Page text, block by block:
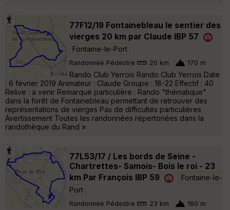
77F12/19 Fontainebleau le sentier des
vierges 20 km par Claude IBP 57
Fontaine-le-Port
Randonnée Pédestre 20 km 170 m
Rando Club Yerrois Rando Club Yerrois Date
: 6 février 2019 Animateur : Claude Groupe : 18-22 Effectif : 40
Relive : a venir Remarque particulière : Rando "thématique"
dans la forêt de Fontainebleau permettant de retrouver des
représentations de vierges Pas de difficultés particulières
Avertissement Toutes les randonnées répertoriées dans la
randothèque du Rand »
77L53/17 / Les bords de Seine -
Chartrettes- Samois- Bois le roi - 23
km Par François IBP 59
Fontaine-le-
Port
Randonnée Pédestre 23 km 160 m